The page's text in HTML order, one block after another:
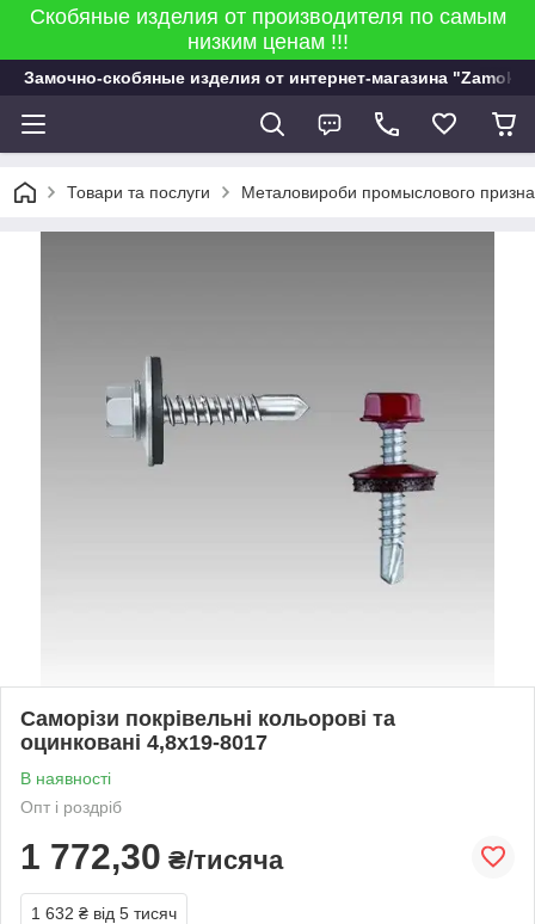
Скобяные изделия от производителя по самым
низким ценам !!!
Замочно-скобяные изделия от интернет-магазина "Zamok
Товари та послуги Металовироби промыслового
Саморізи покрівельні кольорові та
оцинковані 4,8x19-8017
В наявності
Опт і роздріб
1 772,30 ₴/тисяча
1 632 ₴ від 5 тисяч